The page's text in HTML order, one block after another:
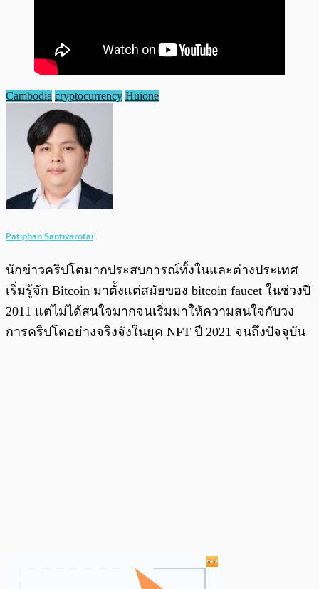
Cambodia cryptocurrency Huione
Patiphan Santivarotai
นักข่าวคริปโตมากประสบการณ์ทั้งในและต่างประเทศ
เริ่มรู้จัก Bitcoin มาตั้งแต่สมัยของ bitcoin faucet ในช่วงปี
2011 แต่ไม่ได้สนใจมากจนเริ่มมาให้ความสนใจกับวง
การคริปโตอย่างจริงจังในยุค NFT ปี 2021 จนถึงปัจจุบัน